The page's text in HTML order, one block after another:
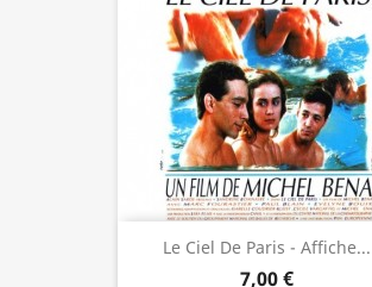
Le Ciel De Paris - Affiche...
7,00 €